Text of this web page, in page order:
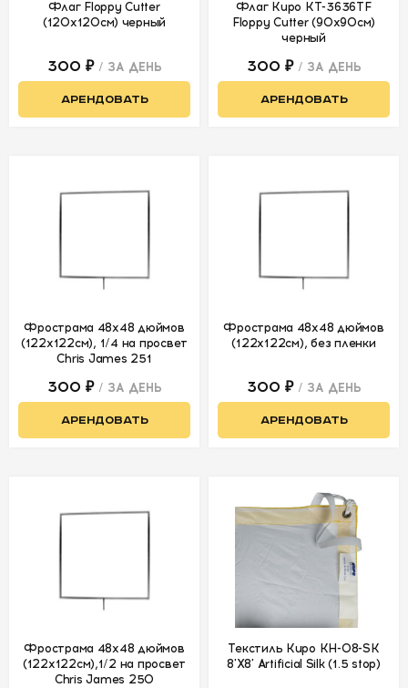
ДОСТАВКА
АРЕНДА
УСЛОВИЯ
Флаг Floppy Cutter
(120x120см) черный
300 ₽ / ЗА ДЕНЬ
АРЕНДОВАТЬ
Флаг Kupo KT-3636TF
Floppy Cutter (90x90см)
черный
300 ₽ / ЗА ДЕНЬ
АРЕНДОВАТЬ
Фрострама 48х48 дюймов
(122х122см), 1/4 на просвет
Chris James 251
300 ₽ / ЗА ДЕНЬ
АРЕНДОВАТЬ
Фрострама 48х48 дюймов
(122х122см), без пленки
300 ₽ / ЗА ДЕНЬ
АРЕНДОВАТЬ
Фрострама 48х48 дюймов
(122х122см),1/2 на просвет
Chris James 250
Текстиль Kupo KH-08-SK
8'X8' Artificial Silk (1.5 stop)